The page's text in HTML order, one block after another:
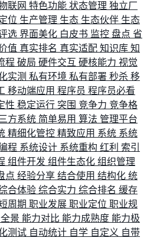
联网 特色功能 状态管理 独立厂
位 生产管理 生态 生态伙伴 生态
选 界面美化 白皮书 监控 盘点 省
值 真实排名 真实适配 知识库 知
程 破局 硬件交互 硬核能力 视觉
实测 私有环境 私有部署 秒杀 移
移动端应用 程序员 程序员必看
性 稳定运行 突围 竞争力 竞争格
方系统 简单易用 算法 管理平台
精细化管控 精致应用 系统 系统
程 系统设计 系统重构 红利 索引
组件开发 组件生态化 组织管理
点 经验分享 结合使用 结构化 统
合体验 综合实力 综合排名 缓存
周期 职业发展 职业定位 职业规
景 能力对比 能力成熟度 能力极
测试 自动统计 自学 自定义 自带